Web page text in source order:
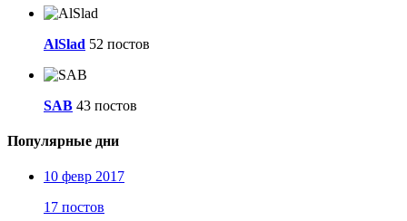
AlSlad 52 постов
SAB 43 постов
Популярные дни
10 февр 2017
17 постов